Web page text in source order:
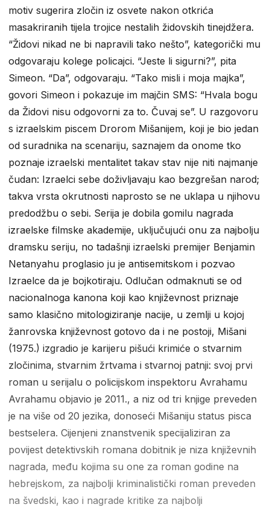
motiv sugerira zločin iz osvete nakon otkrića
masakriranih tijela trojice nestalih židovskih tinejdžera.
“Židovi nikad ne bi napravili tako nešto”, kategorički mu
odgovaraju kolege policajci. “Jeste li sigurni?”, pita
Simeon. “Da”, odgovaraju. “Tako misli i moja majka”,
govori Simeon i pokazuje im majčin SMS: “Hvala bogu
da Židovi nisu odgovorni za to. Čuvaj se”. U razgovoru
s izraelskim piscem Drorom Mišanijem, koji je bio jedan
od suradnika na scenariju, saznajem da onome tko
poznaje izraelski mentalitet takav stav nije niti najmanje
čudan: Izraelci sebe doživljavaju kao bezgrešan narod;
takva vrsta okrutnosti naprosto se ne uklapa u njihovu
predodžbu o sebi. Serija je dobila gomilu nagrada
izraelske filmske akademije, uključujući onu za najbolju
dramsku seriju, no tadašnji izraelski premijer Benjamin
Netanyahu proglasio ju je antisemitskom i pozvao
Izraelce da je bojkotiraju. Odlučan odmaknuti se od
nacionalnoga kanona koji kao književnost priznaje
samo klasično mitologiziranje nacije, u zemlji u kojoj
žanrovska književnost gotovo da i ne postoji, Mišani
(1975.) izgradio je karijeru pišući krimiće o stvarnim
zločinima, stvarnim žrtvama i stvarnoj patnji: svoj prvi
roman u serijalu o policijskom inspektoru Avrahamu
Avrahamu objavio je 2011., a niz od tri knjige preveden
je na više od 20 jezika, donoseći Mišaniju status pisca
bestselera. Cijenjeni znanstvenik specijaliziran za
povijest detektivskih romana dobitnik je niza književnih
nagrada, među kojima su one za roman godine na
hebrejskom, za najbolji kriminalistički roman preveden
na švedski, kao i nagrade kritike za najbolji